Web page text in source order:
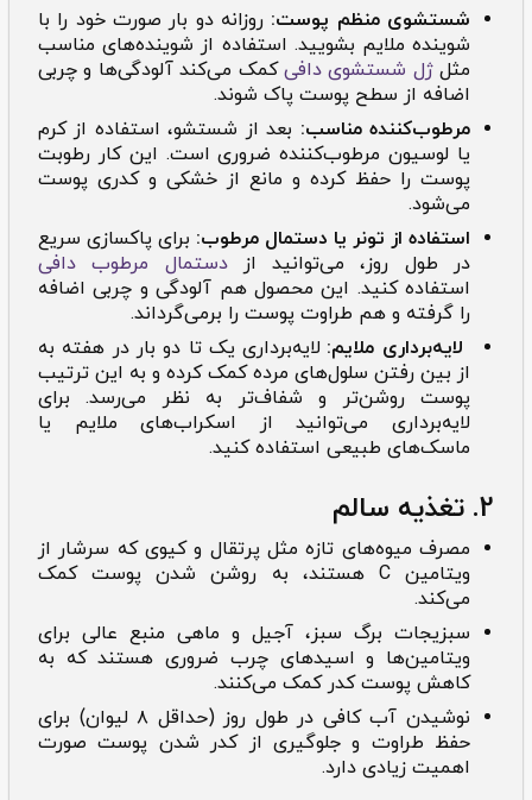
شستشوی منظم پوست: روزانه دو بار صورت خود را با
شوینده ملایم بشویید. استفاده از شوینده‌های مناسب
مثل ژل شستشوی دافیکمک می‌کند آلودگی‌ها و چربی
اضافه از سطح پوست پاک شوند.
مرطوب‌کننده مناسب: بعد از شستشو، استفاده از کرم
یا لوسیون مرطوب‌کننده ضروری است. این کار رطوبت
پوست را حفظ کرده و مانع از خشکی و کدری پوست
می‌شود.
استفاده از تونر یا دستمال مرطوب: برای پاکسازی سریع
در طول روز، می‌توانید ازدستمال مرطوب دافی
استفاده کنید. این محصول هم آلودگی و چربی اضافه
را گرفته و هم طراوت پوست را برمی‌گرداند.
لایه‌برداری ملایم: لایه‌برداری یک تا دو بار در هفته به
از بین رفتن سلول‌های مرده کمک کرده و به این ترتیب
پوست روشن‌تر و شفاف‌تر به نظر می‌رسد. برای
لایه‌برداری می‌توانید از اسکراب‌های ملایم یا
ماسک‌های طبیعی استفاده کنید.
2. تغذیه سالم
مصرف میوه‌های تازه مثل پرتقال و کیوی که سرشار از
ویتامین C هستند، به روشن شدن پوست کمک
می‌کند.
سبزیجات برگ سبز، آجیل و ماهی منبع عالی برای
ویتامین‌ها و اسیدهای چرب ضروری هستند که به
کاهش پوست کدر کمک می‌کنند.
نوشیدن آب کافی در طول روز (حداقل ۸ لیوان) برای
حفظ طراوت و جلوگیری از کدر شدن پوست صورت
اهمیت زیادی دارد.